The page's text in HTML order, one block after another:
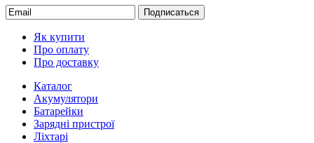
Подписаться
Як купити
Про оплату
Про доставку
Каталог
Акумулятори
Батарейки
Зарядні пристрої
Ліхтарі